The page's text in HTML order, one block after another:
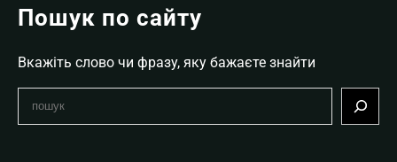
Пошук по сайту
Вкажіть слово чи фразу, яку бажаєте знайти